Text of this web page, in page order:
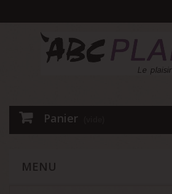
Panier
MENU